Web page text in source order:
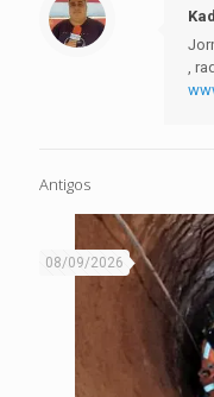
,
Antigos
08/09/2026